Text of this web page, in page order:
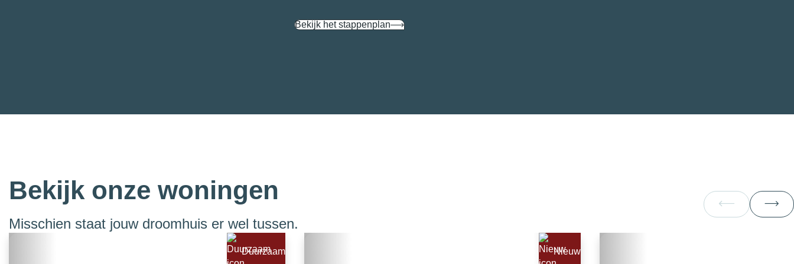
Bekijk het stappenplan
Bekijk onze woningen
Misschien staat jouw droomhuis er wel tussen.
Duurzaam Nieuw